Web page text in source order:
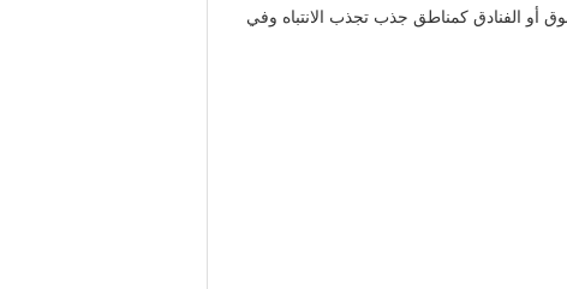
أو الفنادق كمناطق جذب تجذب الانتباه وفي